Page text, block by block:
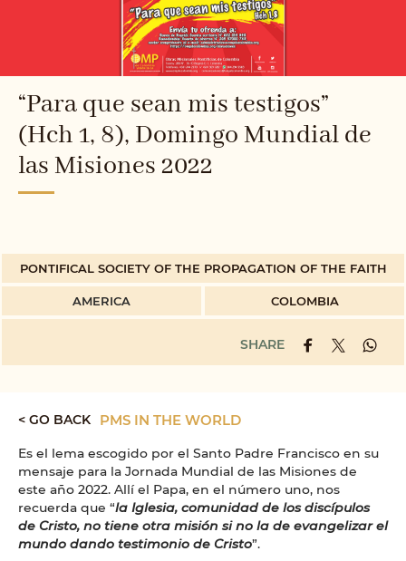
“Para que sean mis testigos”
(Hch 1, 8), Domingo Mundial de
las Misiones 2022
PONTIFICAL SOCIETY OF THE PROPAGATION OF THE FAITH
AMERICA COLOMBIA
SHARE
< GO BACK PMS IN THE WORLD
Es el lema escogido por el Santo Padre Francisco en su
mensaje para la Jornada Mundial de las Misiones de
este año 2022. Allí el Papa, en el número uno, nos
recuerda que “la Iglesia, comunidad de los discípulos
de Cristo, no tiene otra misión si no la de evangelizar el
mundo dando testimonio de Cristo”.